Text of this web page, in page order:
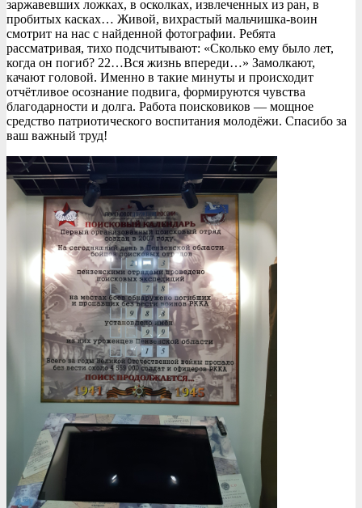
заржавевших ложках, в осколках, извлеченных из ран, в
пробитых касках… Живой, вихрастый мальчишка-воин
смотрит на нас с найденной фотографии. Ребята
рассматривая, тихо подсчитывают: «Сколько ему было лет,
когда он погиб? 22…Вся жизнь впереди…» Замолкают,
качают головой. Именно в такие минуты и происходит
отчётливое осознание подвига, формируются чувства
благодарности и долга. Работа поисковиков — мощное
средство патриотического воспитания молодёжи. Спасибо за
ваш важный труд!